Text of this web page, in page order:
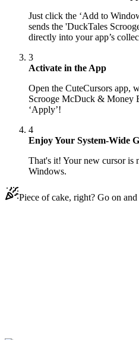
Just click the ‘Add to
sends the 'DuckTales
directly into your app’s
3
Activate in the App
Open the CuteCursors app,
Scrooge McDuck & Money
‘Apply’!
4
Enjoy Your System-Wide
That's it! Your new cursor is
Windows.
Piece of cake, right? Go on